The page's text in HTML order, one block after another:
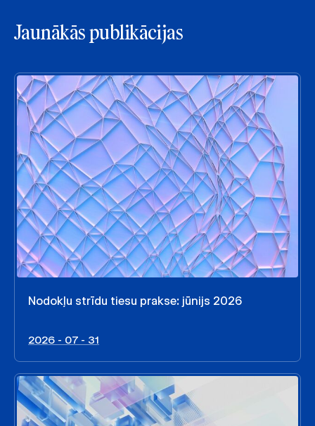
Jaunākās publikācijas
Nodokļu strīdu tiesu prakse: jūnijs 2026
2026 - 07 - 31